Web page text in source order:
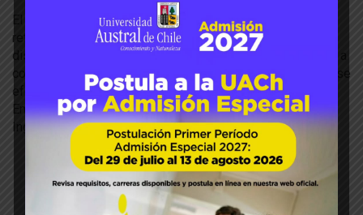
El investigador también abordó aspectos específicos
referidos al contenido de alimentos en relación a las
distintas composiciones que éstos tienen y cómo se dan a
conocer a los consumidores. Tras finalizar su exposición se
efectuó una ronda de preguntas que fue moderada por, la
Encargada de Difusión de Carreras de esta Facultad,
Ingeniera Agrónoma, Beatriz Shibar.